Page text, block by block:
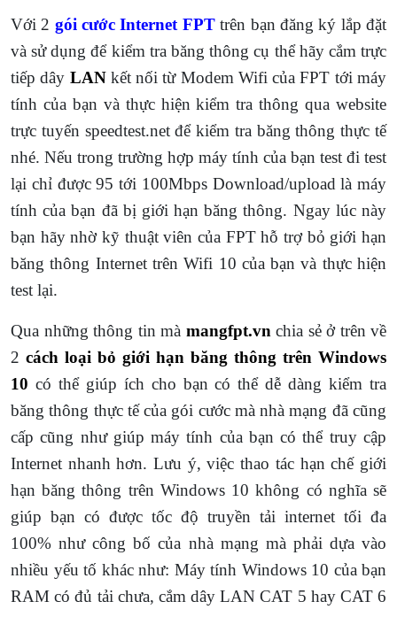
Với 2 gói cước Internet FPTtrên bạn đăng ký lắp đặt
và sử dụng để kiểm tra băng thông cụ thể hãy cắm trực
tiếp dây LANkết nối từ Modem Wifi của FPT tới máy
tính của bạn và thực hiện kiểm tra thông qua website
trực tuyến speedtest.net để kiểm tra băng thông thực tế
nhé. Nếu trong trường hợp máy tính của bạn test đi test
lại chỉ được 95 tới 100Mbps Download/upload là máy
tính của bạn đã bị giới hạn băng thông. Ngay lúc này
bạn hãy nhờ kỹ thuật viên của FPT hỗ trợ bỏ giới hạn
băng thông Internet trên Wifi 10 của bạn và thực hiện
test lại.
Qua những thông tin mà mangfpt.vn chia sẻ ở trên về
2 cách loại bỏ giới hạn băng thông trên Windows
10 có thể giúp ích cho bạn có thể dễ dàng kiểm tra
băng thông thực tế của gói cước mà nhà mạng đã cũng
cấp cũng như giúp máy tính của bạn có thể truy cập
Internet nhanh hơn. Lưu ý, việc thao tác hạn chế giới
hạn băng thông trên Windows 10 không có nghĩa sẽ
giúp bạn có được tốc độ truyền tải internet tối đa
100% như công bố của nhà mạng mà phải dựa vào
nhiều yếu tố khác như: Máy tính Windows 10 của bạn
RAM có đủ tải chưa, cắm dây LAN CAT 5 hay CAT 6